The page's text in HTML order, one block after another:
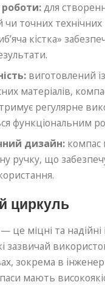
роботи:для
чи точних
кістка»
виготовлений із
матеріалів,
регулярне
функціональним
дизайн: компас
ручку, що
циркуль
це міцні та
зазвичай
зокрема в
мають